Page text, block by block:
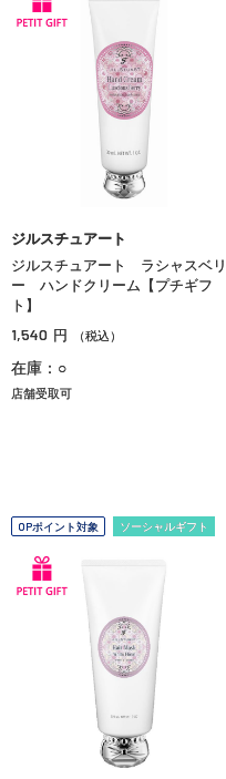
ジルスチュアート
ジルスチュアート ラシャスベリ
ー ハンドクリーム【プチギフ
ト】
1,540 円 （税込）
在庫：○
店舗受取可
OPポイント対象 ソーシャルギフト